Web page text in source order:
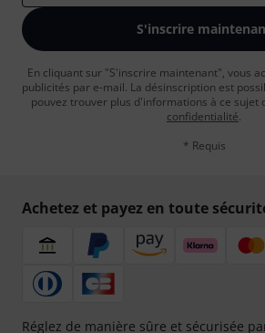
S'inscrire
En cliquant sur "S'inscrire maintenant", vous
publicités par e-mail. La désinscription est
pouvez trouver plus d'informations à ce sujet
confidentialité.
* Requis
Achetez et payez en toute
Réglez de manière sûre et sécurisée